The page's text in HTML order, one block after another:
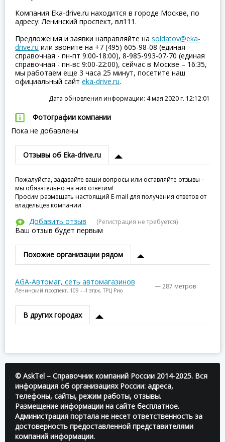
Компания Eka-drive.ru находится в городе Москве, по
адресу: Ленинский проспект, вл111.
Предложения и заявки направляйте на soldatov@eka-
drive.ru или звоните на +7 (495) 605-98-08 (единая
справочная - пн-пт 9:00-18:00), 8-985-993-07-70 (единая
справочная - пн-вс 9:00-22:00), сейчас в Москве – 16:35,
мы работаем еще 3 часа 25 минут, посетите наш
официальный сайт eka-drive.ru.
Дата обновления информации: 4 мая 2020 г. 12:12:01
Фотографии компании
Пока не добавлены
Отзывы об Eka-drive.ru
Пожалуйста, задавайте ваши вопросы или оставляйте отзывы –
мы обязательно на них ответим!
Просим размещать настоящий E-mail для получения ответов от
владельцев компании
Добавить отзыв (Регистрация не требуется)
Ваш отзыв будет первым
Похожие организации рядом
AGA-Автомаг, сеть автомагазинов
Ленинский проспект, 109 - -1 этаж, ТРЦ Рио — 287 метров
В других городах
© AskTel – Справочник компаний России 2014-2025. Вся
информация об организациях России: адреса,
телефоны, сайты, режим работы, отзывы.
Размещение информации на сайте бесплатное.
Администрация портала не несет ответственность за
достоверность предоставленной представителями
компаний информации.